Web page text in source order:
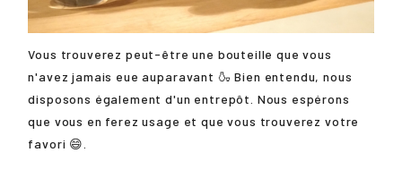
Vous trouverez peut-être une bouteille que vous
n'avez jamais eue auparavant 🍶 Bien entendu, nous
disposons également d'un entrepôt. Nous espérons
que vous en ferez usage et que vous trouverez votre
favori 😄.